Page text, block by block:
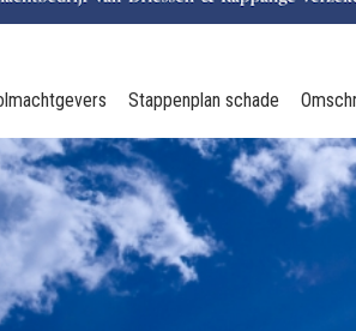
Stappenplan schade